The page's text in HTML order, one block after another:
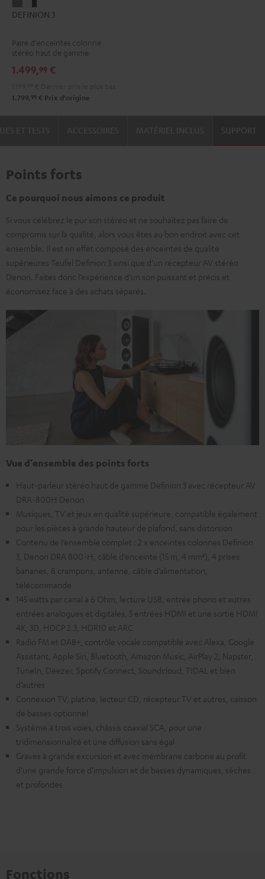
3
3
/
DEFINION 3
Paire d'enceintes colonne
stéréo haut de gamme
1.499,99 €
1.799, 99 € Prix d'origine
SUPPORT
Points forts
Ce pourquoi nous aimons ce produit
Si vous célébrez le pur son stéréo et ne souhaitez pas faire de
compromis sur la qualité, alors vous êtes au bon endroit avec cet
ensemble. Il est en effet composé des enceintes de qualité
supérieures Teufel Definion 3 ainsi que d’un récepteur AV stéréo
Denon. Faites donc l’expérience d’un son puissant et précis et
économisez face à des achats séparés.
Vue d’ensemble des points forts
Haut-parleur stéréo haut de gamme Definion 3 avec récepteur AV
DRA-800H Denon
Musiques, TV et jeux en qualité supérieure, compatible également
pour les pièces à grande hauteur de plafond, sans distorsion
Contenu de l’ensemble complet : 2 x enceintes colonnes Definion
3, Denon DRA 800-H, câble d’enceinte (15 m, 4 mm²), 4 prises
bananes, 8 crampons, antenne, câble d’alimentation,
télécommande
145 watts par canal à 6 Ohm, lecture USB, entrée phono et autres
entrées analogues et digitales, 5 entrées HDMI et une sortie HDMI
4K, 3D, HDCP 2.3, HDR10 et ARC
Radio FM et DAB+, contrôle vocale compatible avec Alexa, Google
Assistant, Apple Siri, Bluetooth, Amazon Music, AirPlay 2, Napster,
TuneIn, Deezer, Spotify Connect, Soundcloud, TIDAL et bien
d’autres
Connexion TV, platine, lecteur CD, récepteur TV et autres, caisson
de basses optionnel
Système à trois voies, châssis coaxial SCA, pour une
tridimensionnalité et une diffusion sans égal
Graves à grande excursion et avec membrane carbone au profit
d’une grande force d’impulsion et de basses dynamiques, sèches
et profondes
Fonctions